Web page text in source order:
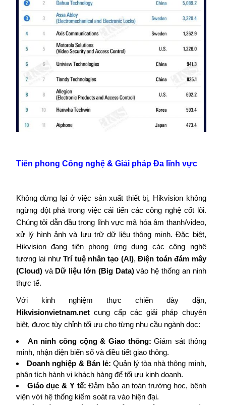
Tiên phong Công nghệ & Giải pháp Đa lĩnh vực
Không dừng lại ở việc sản xuất thiết bị, Hikvision không
ngừng đột phá trong việc cải tiến các công nghệ cốt lõi.
Chúng tôi dẫn đầu trong lĩnh vực mã hóa âm thanh/video,
xử lý hình ảnh và lưu trữ dữ liệu thông minh. Đặc biệt,
Hikvision đang tiên phong ứng dụng các công nghệ
tương lai nhưTrí tuệ nhân tạo (AI),Điện toán đám mây
(Cloud)và Dữ liệu lớn (Big Data)vào hệ thống an ninh
thực tế.
Với kinh nghiệm thực chiến dày dặn,
Hikvisionvietnam.netcung cấp các giải pháp chuyên
biệt, được tùy chỉnh tối ưu cho từng nhu cầu ngành dọc:
An ninh công cộng & Giao thông: Giám sát thông
minh, nhận diện biển số và điều tiết giao thông.
Doanh nghiệp & Bán lẻ: Quản lý tòa nhà thông minh,
phân tích hành vi khách hàng để tối ưu kinh doanh.
Giáo dục & Y tế: Đảm bảo an toàn trường học, bệnh
viện với hệ thống kiểm soát ra vào hiện đại.